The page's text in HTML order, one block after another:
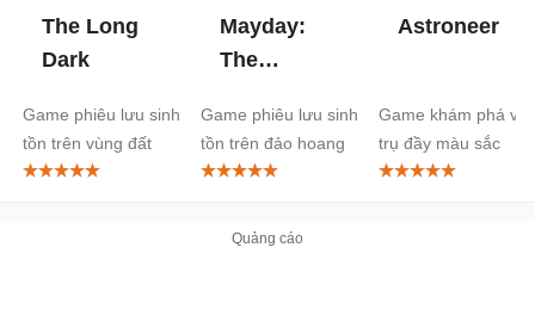
The Long
Dark
Game phiêu lưu sinh
tồn trên vùng đất
băng giá
Mayday:
The
Island
Game phiêu lưu sinh
tồn trên đảo hoang
Astroneer
Game khám phá vũ
trụ đầy màu sắc